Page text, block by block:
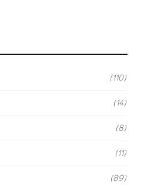
(110)
(14)
(8)
(11)
(89)